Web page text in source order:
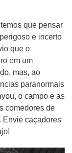
que pensar
e incerto
que o
em um
mas, ao
paranormais
o campo e as
comedores de
Envie caçadores